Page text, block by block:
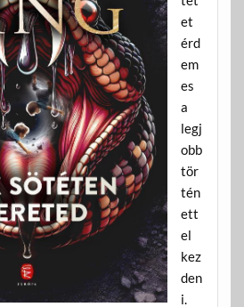
et
érd
em
es
a
legj
obb
tör
tén
ett
el
kez
den
i.